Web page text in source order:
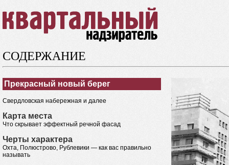
СОДЕРЖАНИЕ
Прекрасный новый берег
Свердловская набережная и далее
Карта места
Что скрывает эффектный речной фасад
Черты характера
Охта, Полюстрово, Рублевики — как вас правильно
называть